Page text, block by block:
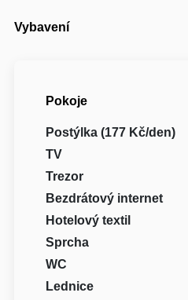
Vybavení
Pokoje
Postýlka (177 Kč/den)
TV
Trezor
Bezdrátový internet
Hotelový textil
Sprcha
WC
Lednice